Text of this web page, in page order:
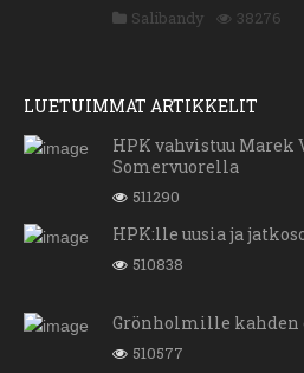
Salibandy 38276
LUETUIMMAT ARTIKKELIT
HPK vahvistuu Marek
Somervuorella
511290
HPK:lle uusia ja
510838
Grönholmille
510577